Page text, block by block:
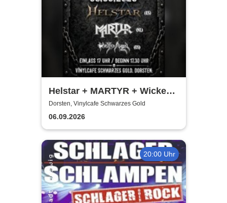
Helstar + MARTYR + Wicked
Angle LIVE
Dorsten, Vinylcafe Schwarzes Gold
06.09.2026
20:00 Uhr